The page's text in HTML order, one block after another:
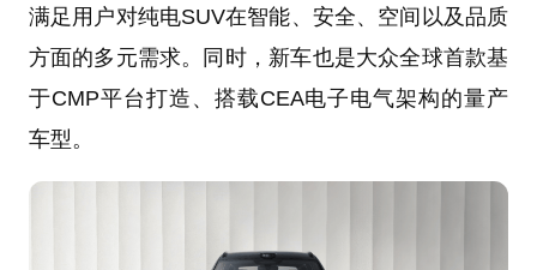
满足用户对纯电SUV在智能、安全、空间以及品质
方面的多元需求。同时，新车也是大众全球首款基
于CMP平台打造、搭载CEA电子电气架构的量产
车型。